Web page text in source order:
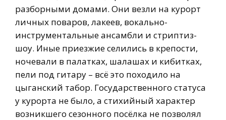
разборными домами. Они везли на курорт
личных поваров, лакеев, вокально-
инструментальные ансамбли и стриптиз-
шоу. Иные приезжие селились в крепости,
ночевали в палатках, шалашах и кибитках,
пели под гитару – всё это походило на
цыганский табор. Государственного статуса
у курорта не было, а стихийный характер
возникшего сезонного посёлка не позволял